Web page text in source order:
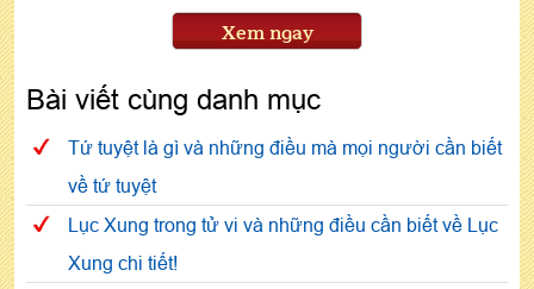
Xem ngay
Bài viết cùng danh mục
Tứ tuyệt là gì và những điều mà mọi người cần biết
về tứ tuyệt
Lục Xung trong tử vi và những điều cần biết về Lục
Xung chi tiết!